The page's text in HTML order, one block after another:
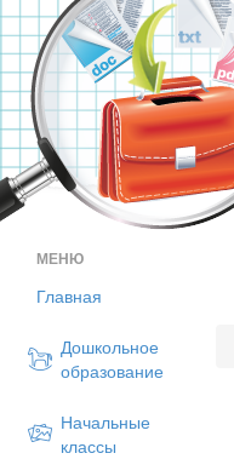
МЕНЮ
Главная
Дошкольное
образование
Начальные
классы